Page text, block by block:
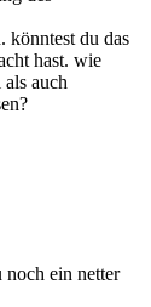
könntest du das
hast. wie
auch
noch ein netter